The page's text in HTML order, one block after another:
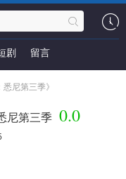
剧 留言
悉尼第三季》
尼第三季 0.0